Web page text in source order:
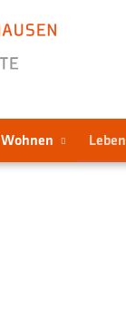
Leben
Wohnen